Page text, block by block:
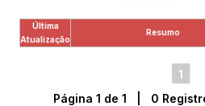
Última
Atualização
Resumo
1
Página 1 de 1 | 0